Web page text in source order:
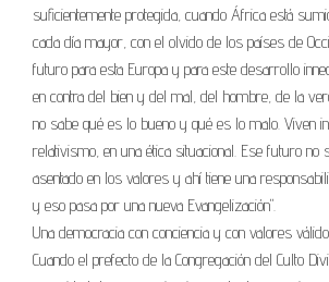
suficientemente protegida, cuando África está
cada día mayor, con el olvido de los países de
futuro para esta Europa y para este desarrollo
en contra del bien y del mal, del hombre, de la
no sabe qué es lo bueno y qué es lo malo. Viven
relativismo, en una ética situacional. Ese futuro no
asentado en los valores y ahí tiene una
y eso pasa por una nueva Evangelización".
Una democracia con conciencia y con valores
Cuando el prefecto de la Congregación del Culto